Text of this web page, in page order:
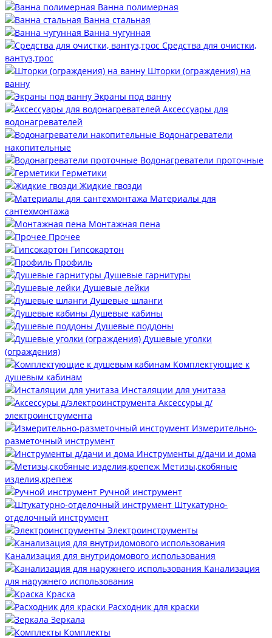
Ванна полимерная
Ванна стальная
Ванна чугунная
Средства для очистки,
вантуз,трос
Шторки (ограждения) на
ванну
Экраны под ванну
Аксессуары для
водонагревателей
Водонагреватели
накопительные
Водонагреватели проточные
Герметики
Жидкие гвозди
Материалы для
сантехмонтажа
Монтажная пена
Прочее
Гипсокартон
Профиль
Душевые гарнитуры
Душевые лейки
Душевые шланги
Душевые кабины
Душевые поддоны
Душевые уголки
(ограждения)
Комплектующие к
душевым кабинам
Инсталяции для унитаза
Аксессуры д/
электроинструмента
Измерительно-
разметочный инструмент
Инструменты д/дачи и дома
Метизы,скобяные
изделия,крепеж
Ручной инструмент
Штукатурно-
отделочный инструмент
Электроинструменты
Канализация для внутридомового использования
Канализация
для наружнего использования
Краска
Расходник для краски
Зеркала
Комплекты